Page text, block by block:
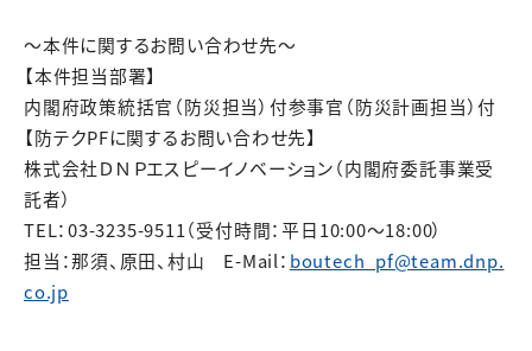
～本件に関するお問い合わせ先～
【本件担当部署】
内閣府政策統括官（防災担当）付参事官（防災計画担当）付
【防テクPFに関するお問い合わせ先】
株式会社ＤＮＰエスピーイノベーション（内閣府委託事業受
託者）
TEL：03-3235-9511（受付時間：平日10:00～18:00）
担当：那須、原田、村山 E-Mail： boutech_pf@team.dnp.
co.jp